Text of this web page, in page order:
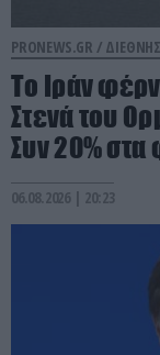
PRONEWS.GR /
Το Ιράν
Στενά του
Συν 20% στα
06.08.2026 | 20:23